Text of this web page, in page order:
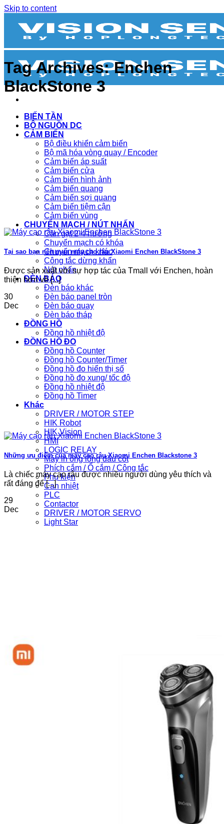
Skip to content
BIẾN TẦN
BỘ NGUỒN DC
CẢM BIẾN
Bộ điều khiển cảm biến
Bộ mã hóa vòng quay / Encoder
Cảm biến áp suất
Cảm biến cửa
Cảm biến hình ảnh
Cảm biến quang
Cảm biến sợi quang
Cảm biến tiệm cận
Cảm biến vùng
CHUYỂN MẠCH / NÚT NHẤN
Cần gạt 2-4 hướng
Chuyển mạch có khóa
Chuyển mạch khác
Công tắc dừng khẩn
Nút nhấn
ĐÈN BÁO
Đèn báo khác
Đèn báo panel tròn
Đèn báo quay
Đèn báo tháp
ĐỒNG HỒ
Đồng hồ nhiệt độ
ĐỒNG HỒ ĐO
Đồng hồ Counter
Đồng hồ Counter/Timer
Đồng hồ đo hiển thị số
Đồng hồ đo xung/ tốc độ
Đồng hồ nhiệt độ
Đồng hồ Timer
Khác
DRIVER / MOTOR STEP
HIK Robot
HIK Vision
HMI
LOGIC RELAY
Máy in ống lồng đầu cốt
Phích cắm / Ổ cắm / Công tắc
Phụ kiện
Can nhiệt
PLC
Contactor
DRIVER / MOTOR SERVO
Light Star
Tag Archives:Enchen
BlackStone 3
Tại sao bạn nên mua máy cạo râu Xiaomi Enchen BlackStone 3
Được sản xuất với sự hợp tác của Tmall với Enchen, hoàn
thiện hơn về [...]
30
Dec
Những ưu điểm của máy cạo râu Xiaomi Enchen Blackstone 3
Là chiếc máy cạo râu được nhiều người dùng yêu thích và
rất đáng để [...]
29
Dec